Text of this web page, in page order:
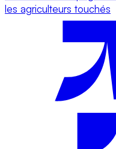
les agriculteurs touchés